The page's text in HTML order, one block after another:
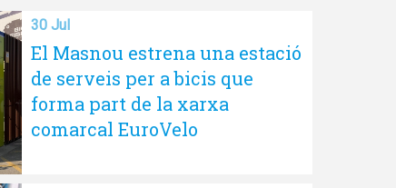
30 Jul
El Masnou estrena una estació
de serveis per a bicis que
forma part de la xarxa
comarcal EuroVelo